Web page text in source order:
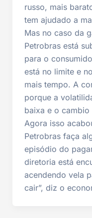
russo, mais
tem ajudado a
Mas no caso da
Petrobras está
para o
está no limite e
mais tempo. A
porque a
baixa e o
Agora isso
Petrobras faça
episódio do
diretoria está
acendendo vela
cair”, diz o